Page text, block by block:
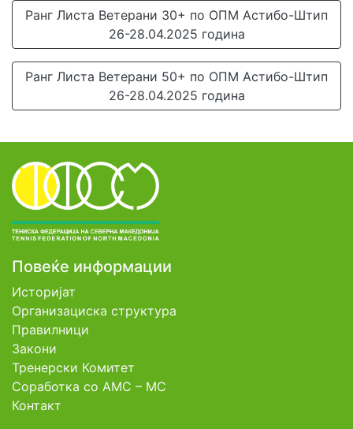
Ранг Листа Ветерани 30+ по ОПМ Астибо-Штип
26-28.04.2025 година
Ранг Листа Ветерани 50+ по ОПМ Астибо-Штип
26-28.04.2025 година
Повеќе информации
Историјат
Организациска структура
Правилници
Закони
Тренерски Комитет
Соработка со АМС – МС
Контакт